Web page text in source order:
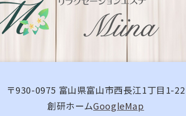
〒930-0975 富山県富山市西長江1丁目1-22
創研ホームGoogleMap